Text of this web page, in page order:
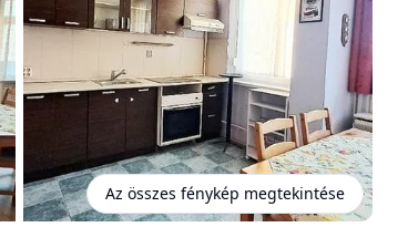
Az összes fénykép megtekintése